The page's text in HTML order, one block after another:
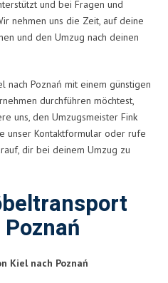
und bei Fragen und
nehmen uns die Zeit, auf deine
und den Umzug nach deinen
nach Poznań mit einem günstigen
durchführen möchtest,
uns, den Umzugsmeister Fink
unser Kontaktformular oder rufe
dir bei deinem Umzug zu
Kiel nach Poznań